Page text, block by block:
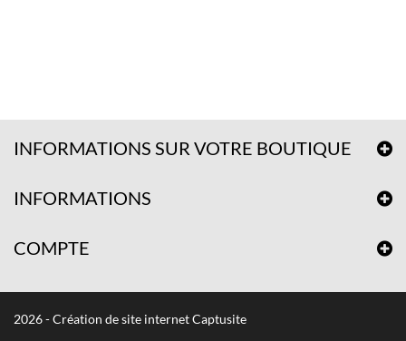
INFORMATIONS SUR VOTRE BOUTIQUE
INFORMATIONS
COMPTE
2026 - Création de site internet Captusite